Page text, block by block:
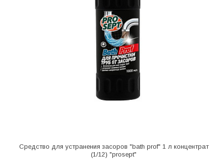
Средство для устранения засоров "bath prof" 1 л концентрат
(1/12) "prosept"